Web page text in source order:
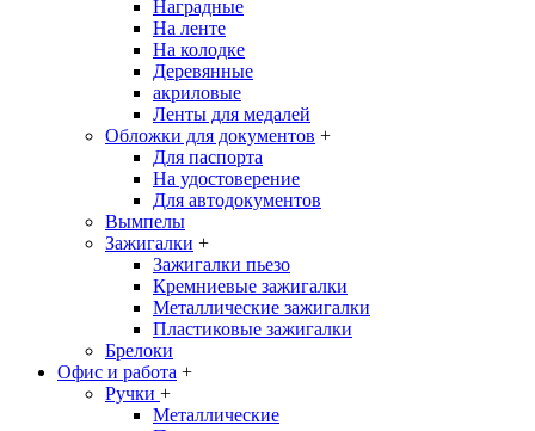
Наградные
На ленте
На колодке
Деревянные
акриловые
Ленты для медалей
Обложки для документов +
Для паспорта
На удостоверение
Для автодокументов
Вымпелы
Зажигалки +
Зажигалки пьезо
Кремниевые зажигалки
Металлические зажигалки
Пластиковые зажигалки
Брелоки
Офис и работа +
Ручки +
Металлические